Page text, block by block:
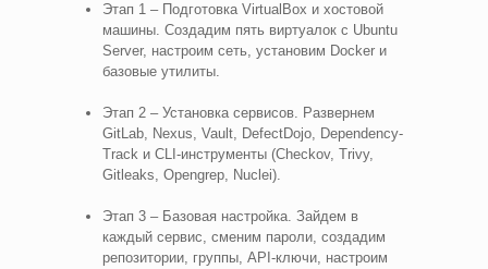
Этап 1 – Подготовка VirtualBox и хостовой
машины. Создадим пять виртуалок с Ubuntu
Server, настроим сеть, установим Docker и
базовые утилиты.
Этап 2 – Установка сервисов. Развернем
GitLab, Nexus, Vault, DefectDojo, Dependency-
Track и CLI-инструменты (Checkov, Trivy,
Gitleaks, Opengrep, Nuclei).
Этап 3 – Базовая настройка. Зайдем в
каждый сервис, сменим пароли, создадим
репозитории, группы, API-ключи, настроим